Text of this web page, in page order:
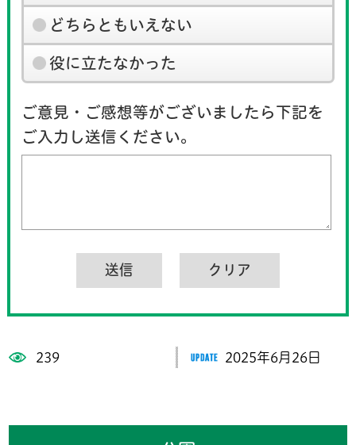
どちらともいえない
役に立たなかった
ご意見・ご感想等がございましたら下記を
ご入力し送信ください。
239 2025年6月26日